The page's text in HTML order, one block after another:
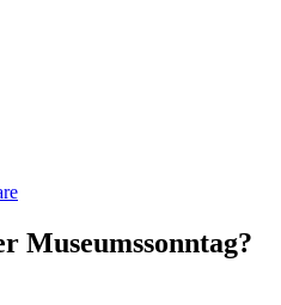
Museumssonntag?